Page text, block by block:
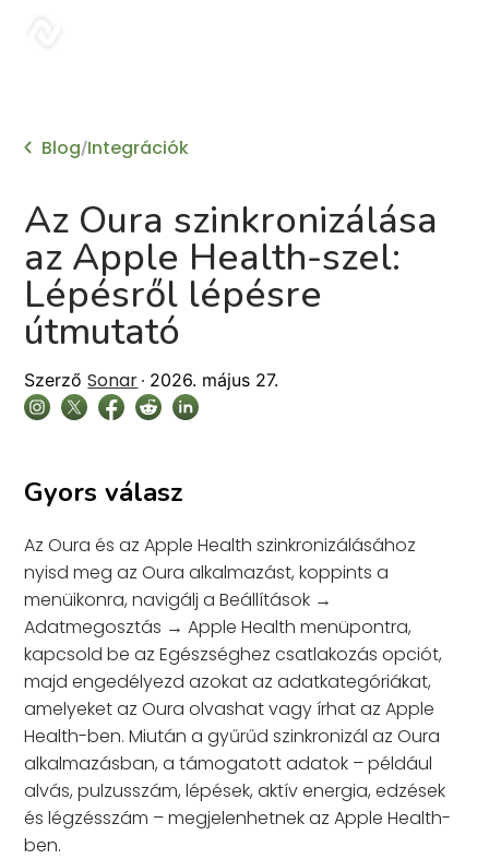
Blog/Integrációk
Az Oura szinkronizálása
az Apple Health-szel:
Lépésről lépésre
útmutató
Szerző Sonar 2026. május 27.
Gyors válasz
Az Oura és az Apple Health szinkronizálásához
nyisd meg az Oura alkalmazást, koppints a
menüikonra, navigálj a Beállítások →
Adatmegosztás → Apple Health menüpontra,
kapcsold be az Egészséghez csatlakozás opciót,
majd engedélyezd azokat az adatkategóriákat,
amelyeket az Oura olvashat vagy írhat az Apple
Health-ben. Miután a gyűrűd szinkronizál az Oura
alkalmazásban, a támogatott adatok – például
alvás, pulzusszám, lépések, aktív energia, edzések
és légzésszám – megjelenhetnek az Apple Health-
ben.